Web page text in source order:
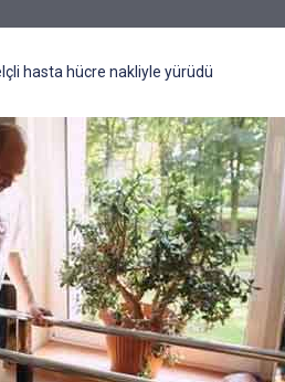
hasta hücre nakliyle yürüdü